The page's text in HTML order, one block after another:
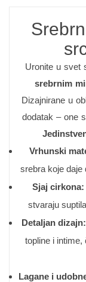
Uronite u svet
srebrnim
Dizajnirane u
dodatak – one
Vrhunski
srebra koje daje
Sjaj cirkona:
stvaraju
Detaljan dizajn:
topline i
Lagane i